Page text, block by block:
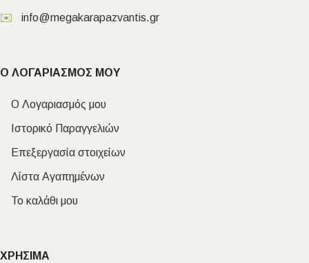
✉️ info@megakarapazvantis.gr
Ο ΛΟΓΑΡΙΑΣΜΟΣ ΜΟΥ
Ο Λογαριασμός μου
Ιστορικό Παραγγελιών
Επεξεργασία στοιχείων
Λίστα Αγαπημένων
Το καλάθι μου
ΧΡΗΣΙΜΑ